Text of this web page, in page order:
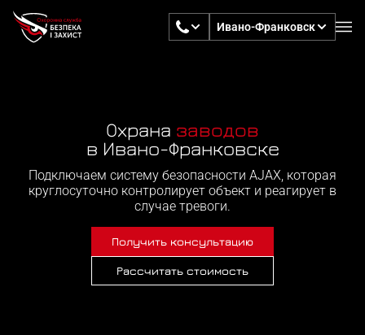
Ивано-Франковск
Охрана складов
в Ивано-Франковске
Подключаем систему безопасности AJAX, которая
круглосуточно контролирует объект и реагирует в
случае тревоги.
Получить консультацию
Рассчитать стоимость